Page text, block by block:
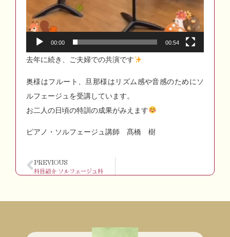
00:00 00:54
去年に続き、ご夫婦での共演です
奥様はフルート、旦那様はリズム感や音感のためにソ
ルフェージュを受講しています。
お二人の日頃の特訓の成果がみえます
ピアノ・ソルフェージュ講師 髙橋 樹
PREVIOUS
科目紹介 ソルフェージュ科